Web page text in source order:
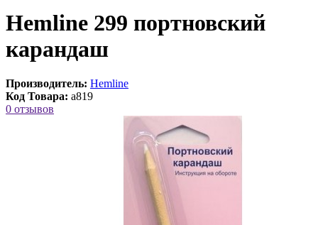
Hemline 299 портновский
карандаш
Производитель: Hemline
Код Товара: a819
0 отзывов